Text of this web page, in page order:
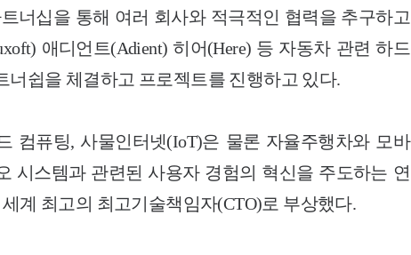
너십을 통해 여러 회사와 적극적인 협력을 추구하고
애디언트(Adient) 히어(Here) 등 자동차 관련 하드
너쉽을 체결하고 프로젝트를 진행하고 있다.
컴퓨팅, 사물인터넷(IoT)은 물론 자율주행차와 모바
시스템과 관련된 사용자 경험의 혁신을 주도하는 연
계 최고의 최고기술책임자(CTO)로 부상했다.